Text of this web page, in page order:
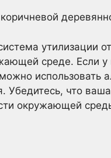
утилизации
среде. Если
использовать
Убедитесь, что
окружающей